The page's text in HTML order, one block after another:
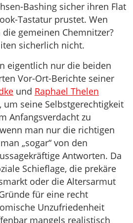
Bashing sicher ihren Flat
Tastatur prustet. Wen
gemeinen Chemnitzer?
sicherlich nicht.
eigentlich nur die beiden
Vor-Ort-Berichte seiner
und Raphael Thelen
um seine Selbstgerechtigkeit
Anfangsverdacht zu
man nur die richtigen
„sogar“ von den
Antworten. Da
Schieflage, die prekäre
oder die Altersarmut
für eine recht
Unzufriedenheit
mangels realistisch